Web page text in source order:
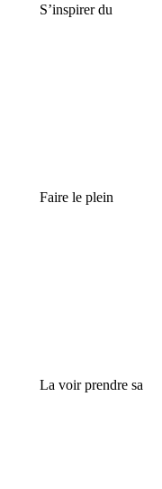
S’inspirer du
Faire le plein
La voir prendre sa